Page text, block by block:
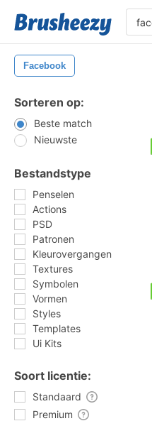
Facebook
Sorteren op:
Beste match
Nieuwste
Bestandstype
Penselen
Actions
PSD
Patronen
Kleurovergangen
Textures
Symbolen
Vormen
Styles
Templates
Ui Kits
Soort licentie:
Standaard
Premium